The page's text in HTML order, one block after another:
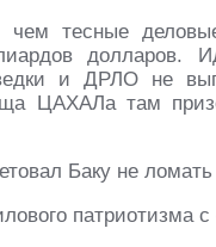
чем тесные
долларов.
и ДРЛО не
ЦАХАЛа там
Баку не
патриотизма